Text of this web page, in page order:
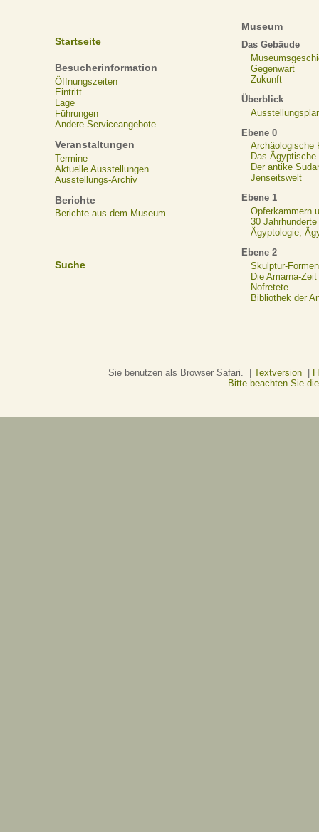
Startseite
Besucherinformation
Öffnungszeiten
Eintritt
Lage
Führungen
Andere Serviceangebote
Veranstaltungen
Termine
Aktuelle Ausstellungen
Ausstellungs-Archiv
Berichte
Berichte aus dem Museum
Suche
Museum
Das Gebäude
Gegenwart
Zukunft
Überblick
Ebene 0
Archäologische
Das Ägyptische
Der antike
Jenseitswelt
Ebene 1
Opferkammern
30
Ägyptologie,
Ebene 2
Skulptur-Formen
Die Amarna-Zeit
Nofretete
Bibliothek der
Sie benutzen als Browser Safari. | Textversion|
Bitte beachten Sie